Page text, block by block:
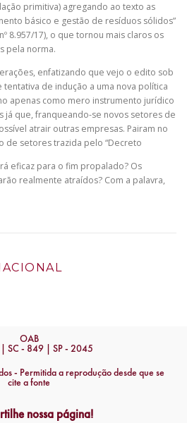
primitiva) agregando ao texto as
básico e gestão de resíduos sólidos”
8.957/17), o que tornou mais claros os
pela norma.
enfatizando que vejo o edito sob
de indução a uma nova política
apenas como mero instrumento jurídico
já que, franqueando-se novos setores de
atrair outras empresas. Pairam no
de setores trazida pelo “Decreto
eficaz para o fim propalado? Os
realmente atraídos? Com a palavra,
OAB
| SC - 849 | SP - 2045
- Permitida a reprodução desde que se
cite a fonte
nossa página!